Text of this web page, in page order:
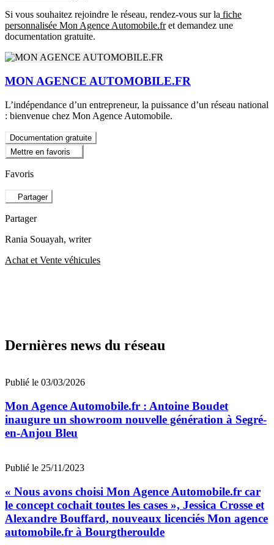
Si vous souhaitez rejoindre le réseau, rendez-vous sur la fiche
personnalisée Mon Agence Automobile.fret demandez une
documentation gratuite.
MON AGENCE AUTOMOBILE.FR
L’indépendance d’un entrepreneur, la puissance d’un réseau national
: bienvenue chez Mon Agence Automobile.
Documentation gratuite
Mettre en favoris
Favoris
Partager
Partager
Rania Souayah, writer
Achat et Vente véhicules
Dernières news du réseau
Publié le 03/03/2026
Mon Agence Automobile.fr : Antoine Boudet
inaugure un showroom nouvelle génération à Segré-
en-Anjou Bleu
Publié le 25/11/2023
« Nous avons choisi Mon Agence Automobile.fr car
le concept cochait toutes les cases », Jessica Crosse et
Alexandre Bouffard, nouveaux licenciés Mon agence
automobile.fr à Bourgtheroulde